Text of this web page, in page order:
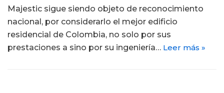
Majestic sigue siendo objeto de reconocimiento
nacional, por considerarlo el mejor edificio
residencial de Colombia, no solo por sus
prestaciones a sino por su ingeniería… Leer más »